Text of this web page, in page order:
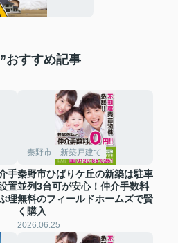
すすめ記事
手
置
理
秦野市 新築戸建て
秦野市ひばりケ丘の新築は駐車
並列3台可が安心！仲介手数料
無料のフィールドホームズで賢
く購入
2026.06.25